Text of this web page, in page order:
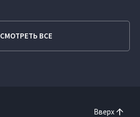
СМОТРЕТЬ ВСЕ
Вверх